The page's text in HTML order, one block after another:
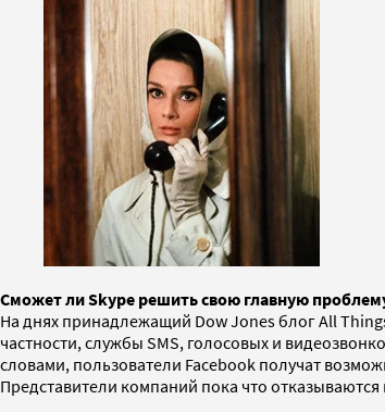
Сможет ли Skype решить свою главную
На днях принадлежащий Dow Jones блог All
частности, службы SMS, голосовых и
словами, пользователи Facebook получат
Представители компаний пока что